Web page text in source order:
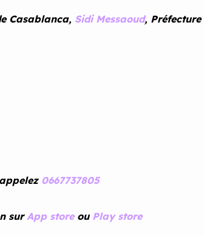
Casablanca, Sidi Messaoud, Préfecture
0667737805
surApp storeou Play store